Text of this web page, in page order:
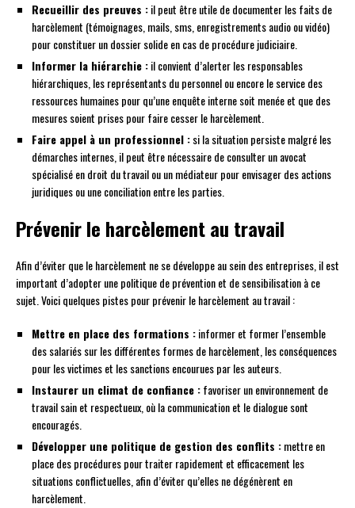
Recueillir des preuves :il peut être utile de documenter les faits de
harcèlement (témoignages, mails, sms, enregistrements audio ou vidéo)
pour constituer un dossier solide en cas de procédure judiciaire.
Informer la hiérarchie :il convient d’alerter les responsables
hiérarchiques, les représentants du personnel ou encore le service des
ressources humaines pour qu’une enquête interne soit menée et que des
mesures soient prises pour faire cesser le harcèlement.
Faire appel à un professionnel :si la situation persiste malgré les
démarches internes, il peut être nécessaire de consulter un avocat
spécialisé en droit du travail ou un médiateur pour envisager des actions
juridiques ou une conciliation entre les parties.
Prévenir le harcèlement au travail
Afin d’éviter que le harcèlement ne se développe au sein des entreprises, il est
important d’adopter une politique de prévention et de sensibilisation à ce
sujet. Voici quelques pistes pour prévenir le harcèlement au travail :
Mettre en place des formations :informer et former l’ensemble
des salariés sur les différentes formes de harcèlement, les conséquences
pour les victimes et les sanctions encourues par les auteurs.
Instaurer un climat de confiance :favoriser un environnement de
travail sain et respectueux, où la communication et le dialogue sont
encouragés.
Développer une politique de gestion des conflits :mettre en
place des procédures pour traiter rapidement et efficacement les
situations conflictuelles, afin d’éviter qu’elles ne dégénèrent en
harcèlement.